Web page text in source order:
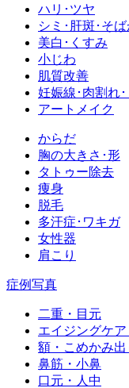
ハリ･ツヤ
シミ･肝斑･そ
美白･くすみ
小じわ
肌質改善
妊娠線･肉割れ
アートメイク
からだ
胸の大きさ･形
タトゥー除去
痩身
脱毛
多汗症･ワキガ
女性器
肩こり
症例写真
二重・目元
エイジングケ
額・こめかみ出
鼻筋・小鼻
口元・人中